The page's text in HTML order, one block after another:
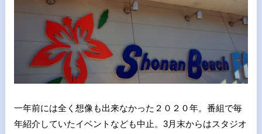
一年前には全く想像も出来なかった２０２０年。番組で毎
年紹介していたイベントなども中止。3月末からはスタジオ